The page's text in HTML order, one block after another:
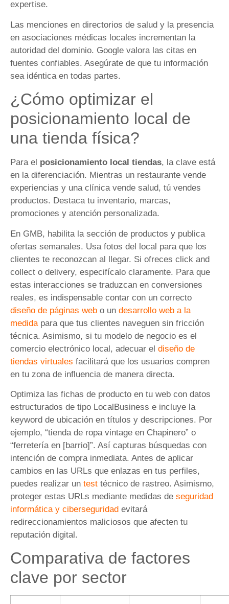
expertise.
Las menciones en directorios de salud y la presencia
en asociaciones médicas locales incrementan la
autoridad del dominio. Google valora las citas en
fuentes confiables. Asegúrate de que tu información
sea idéntica en todas partes.
¿Cómo optimizar el
posicionamiento local de
una tienda física?
Para el posicionamiento local tiendas, la clave está
en la diferenciación. Mientras un restaurante vende
experiencias y una clínica vende salud, tú vendes
productos. Destaca tu inventario, marcas,
promociones y atención personalizada.
En GMB, habilita la sección de productos y publica
ofertas semanales. Usa fotos del local para que los
clientes te reconozcan al llegar. Si ofreces click and
collect o delivery, especifícalo claramente. Para que
estas interacciones se traduzcan en conversiones
reales, es indispensable contar con un correcto
diseño de páginas web o un desarrollo web a la
medida para que tus clientes naveguen sin fricción
técnica. Asimismo, si tu modelo de negocio es el
comercio electrónico local, adecuar el diseño de
tiendas virtuales facilitará que los usuarios compren
en tu zona de influencia de manera directa.
Optimiza las fichas de producto en tu web con datos
estructurados de tipo LocalBusiness e incluye la
keyword de ubicación en títulos y descripciones. Por
ejemplo, “tienda de ropa vintage en Chapinero” o
“ferretería en [barrio]”. Así capturas búsquedas con
intención de compra inmediata. Antes de aplicar
cambios en las URLs que enlazas en tus perfiles,
puedes realizar un test técnico de rastreo. Asimismo,
proteger estas URLs mediante medidas de seguridad
informática y ciberseguridad evitará
redireccionamientos maliciosos que afecten tu
reputación digital.
Comparativa de factores
clave por sector